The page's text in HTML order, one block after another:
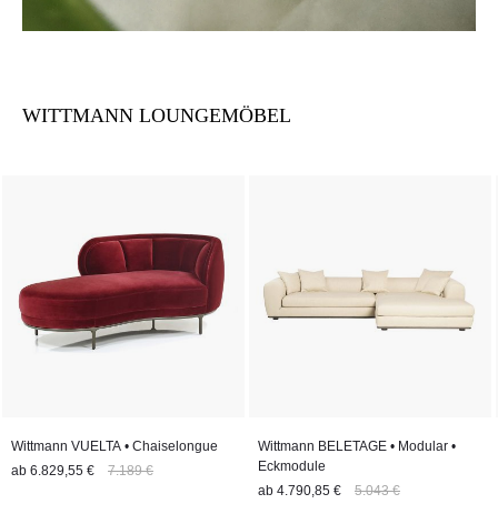
WITTMANN LOUNGEMÖBEL
Wittmann VUELTA • Chaiselongue
ab 6.829,55 € 7.189 €
Wittmann BELETAGE • Modular •
Eckmodule
ab 4.790,85 € 5.043 €